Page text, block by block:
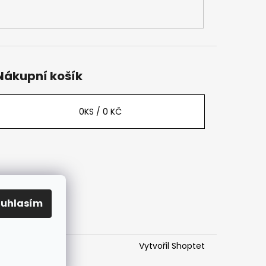
košík
0KS / 0 KČ
Vytvořil Shoptet